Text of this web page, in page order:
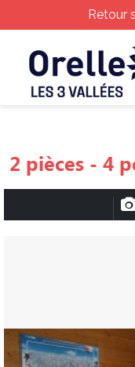
Retour
2 pièces - 4